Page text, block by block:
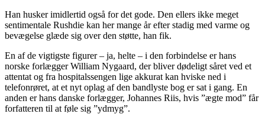
Han husker imidlertid også for det gode. Den ellers ikke meget
sentimentale Rushdie kan her mange år efter stadig med varme og
bevægelse glæde sig over den støtte, han fik.
En af de vigtigste figurer – ja, helte – i den forbindelse er hans
norske forlægger William Nygaard, der bliver dødeligt såret ved et
attentat og fra hospitalssengen lige akkurat kan hviske ned i
telefonrøret, at et nyt oplag af den bandlyste bog er sat i gang. En
anden er hans danske forlægger, Johannes Riis, hvis ”ægte mod” får
forfatteren til at føle sig ”ydmyg”.